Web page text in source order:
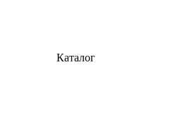
Каталог